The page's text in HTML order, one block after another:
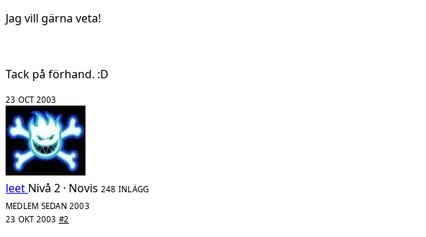
Jag vill gärna veta!
Tack på förhand. :D
23 OCT 2003
leet Nivå 2 · Novis 248 INLÄGG
MEDLEM SEDAN 2003
23 OKT 2003 #2